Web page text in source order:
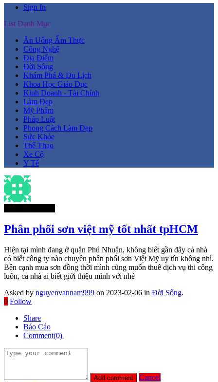
Sign In
List Danh Mục
Ăn Uống Ẩm Thực
Công Nghệ
Địa Điểm
Đời Sống
Khám Phá & Du Lịch
Khoa Học Giáo Dục
Kinh Doanh - Tài Chính
Làm Đẹp
Mỹ Phẩm
Pháp Luật
Phong Cách Làm Đẹp
Sức Khỏe
Thể Thao
Xe Cộ
Y Tế
Phân phối sơn việt mỹ tốt nhất tpHCM
Hiện tại mình đang ở quận Phú Nhuận, không biết gần đây cả nhà
có biết công ty nào chuyên phân phối sơn Việt Mỹ uy tín không nhỉ.
Bên cạnh mua sơn đồng thời mình cũng muốn thuê dịch vụ thi công
luôn, cả nhà ai biết giới thiệu mình với nhé
Asked by nguyenvannam999 on 2023-02-06 in Đời Sống.
0 Follow
Share
Báo Cáo
Comment(0)
Cancel